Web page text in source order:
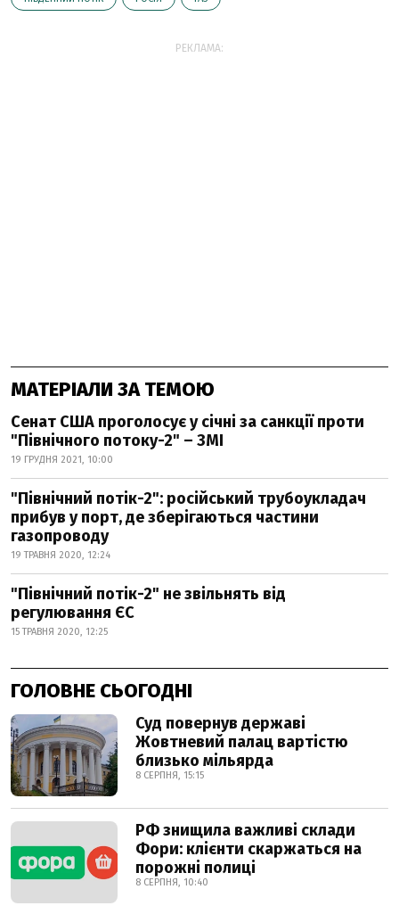
РЕКЛАМА:
МАТЕРІАЛИ ЗА ТЕМОЮ
Сенат США проголосує у січні за санкції проти
"Північного потоку-2" – ЗМІ
19 ГРУДНЯ 2021, 10:00
"Північний потік-2": російський трубоукладач
прибув у порт, де зберігаються частини
газопроводу
19 ТРАВНЯ 2020, 12:24
"Північний потік-2" не звільнять від
регулювання ЄС
15 ТРАВНЯ 2020, 12:25
ГОЛОВНЕ СЬОГОДНІ
Суд повернув державі
Жовтневий палац вартістю
близько мільярда
8 СЕРПНЯ, 15:15
РФ знищила важливі склади
Фори: клієнти скаржаться на
порожні полиці
8 СЕРПНЯ, 10:40